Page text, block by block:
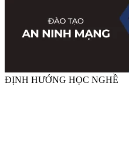
ĐỊNH HƯỚNG HỌC NGHỀ